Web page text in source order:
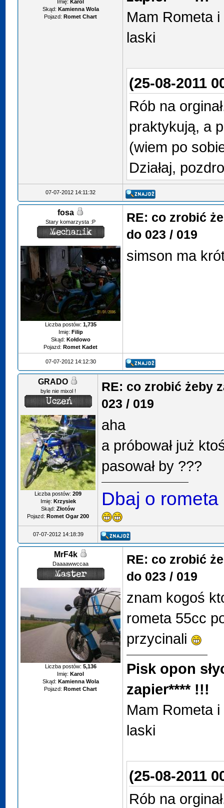
Imię: Karol
Skąd: Kamienna Wola
Pojazd: Romet Chart
Mam Rometa
laski
(25-08-2011
Rób na
praktykują, a
(wiem po
Działaj,
07-07-2012 14:11:32
fosa
Stary komarzysta :P
Liczba postów: 1,735
Imię: Filip
Skąd: Kołdowo
Pojazd: Romet Kadet
RE: co zrobić
do 023 / 019
simson ma
07-07-2012 14:12:30
GRADO
byle nie mixol !
Liczba postów:209
Imię: Krzysiek
Skąd: Złotów
Pojazd: Romet Ogar 200
RE: co zrobić żeby
023 / 019
aha
a próbował już
pasował by ???
Dbaj o
07-07-2012 14:18:39
MrF4k
Daaaawwccaa
Liczba postów: 5,136
Imię: Karol
Skąd: Kamienna Wola
Pojazd: Romet Chart
RE: co zrobić
do 023 / 019
znam kogoś
rometa 55cc
przycinali
Pisk opon
zapier**** !!!
Mam Rometa
laski
(25-08-2011
Rób na